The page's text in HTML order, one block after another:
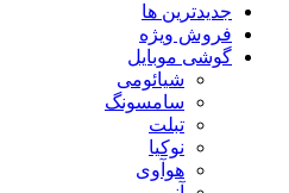
جدیدترین ها
فروش ویژه
گوشی موبایل
شیائومی
سامسونگ
تبلت
نوکیا
هوآوی